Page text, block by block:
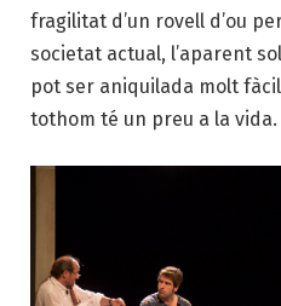
fragilitat d’un rovell d’ou
societat actual, l’aparent
pot ser aniquilada molt
tothom té un preu a la vida.